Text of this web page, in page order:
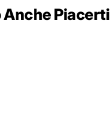
Anche Piacerti